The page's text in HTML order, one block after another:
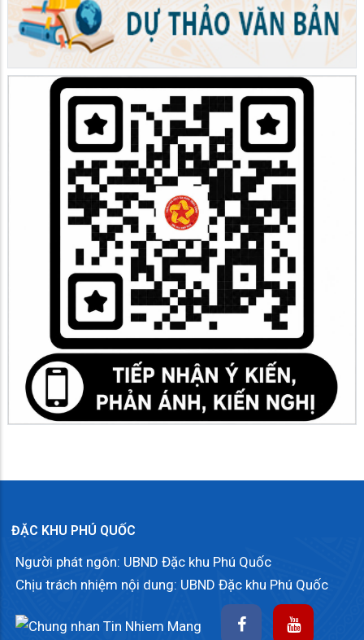
ĐẶC KHU PHÚ QUỐC
Người phát ngôn: UBND Đặc khu Phú Quốc
Chịu trách nhiệm nội dung: UBND Đặc khu Phú Quốc